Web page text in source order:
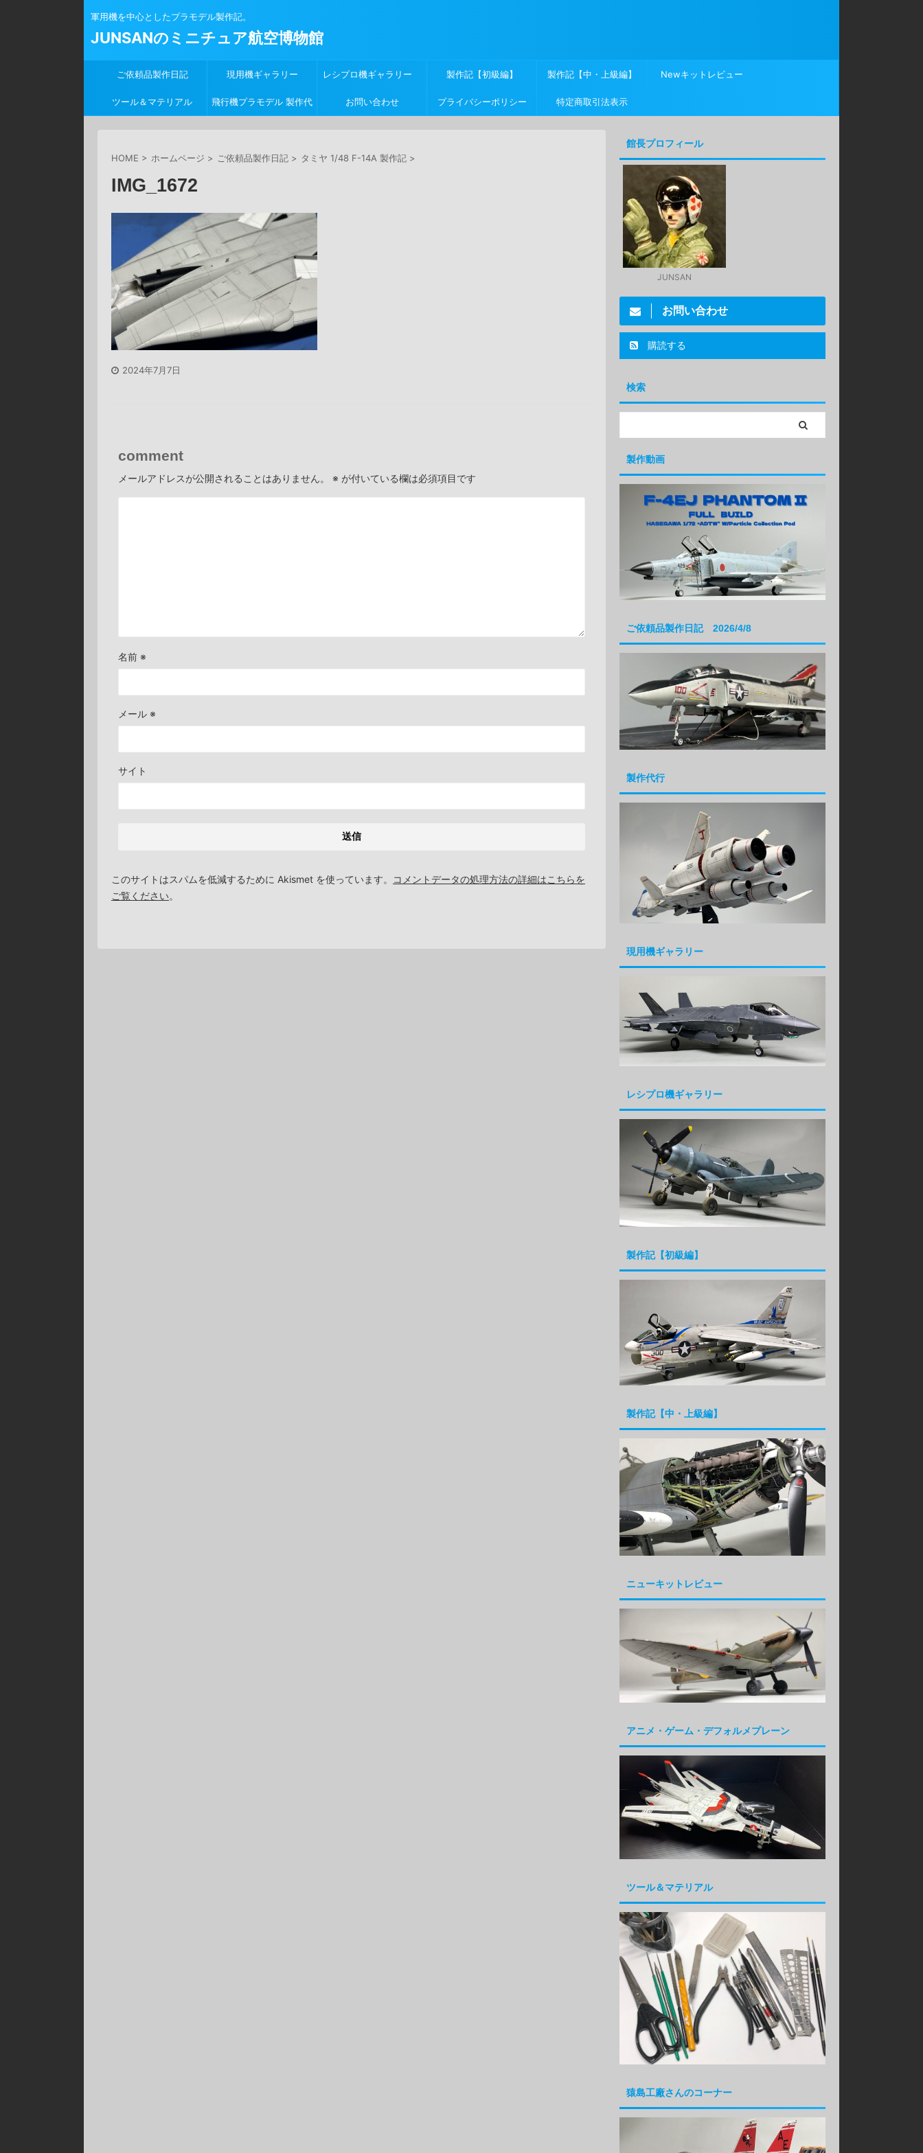
軍用機を中心としたプラモデル製作記。
JUNSANのミニチュア航空博物館
ご依頼品製作日記 現用機ギャラリー レシプロ機ギャラリー 製作記【初級編】 製作記【中・上級編】 Newキットレビュー
ツール＆マテリアル 飛行機プラモデル 製作代 お問い合わせ プライバシーポリシー 特定商取引法表示
HOME > ホームページ > ご依頼品製作日記 > タミヤ 1/48 F-14A 製作記 >
IMG_1672
2024年7月7日
comment
メールアドレスが公開されることはありません。 ※ が付いている欄は必須項目です
名前 ※
メール ※
サイト
このサイトはスパムを低減するために Akismet を使っています。
コメントデータの処理方法の詳細はこちらを
ご覧ください。
館長プロフィール
JUNSAN
お問い合わせ
購読する
検索
製作動画
ご依頼品製作日記 2026/4/8
製作代行
現用機ギャラリー
レシプロ機ギャラリー
製作記【初級編】
製作記【中・上級編】
ニューキットレビュー
アニメ・ゲーム・デフォルメプレーン
ツール＆マテリアル
猿島工廠さんのコーナー